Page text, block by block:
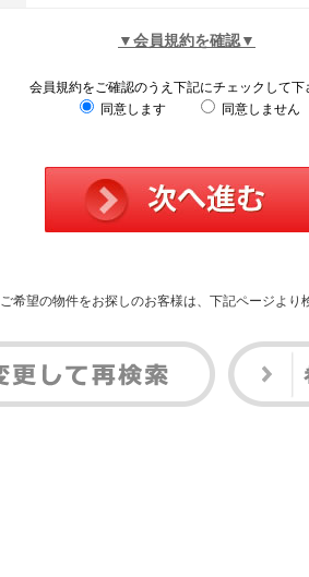
▼会員規約を確認▼
会員規約をご確認のうえ下記にチェックして下
同意します
同意しません
ご希望の物件をお探しのお客様は、下記ページより